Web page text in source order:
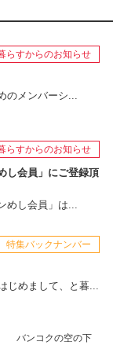
らすからのお知らせ
のメンバーシ...
らすからのお知らせ
し会員」にご登録頂
めし会員」は...
特集バックナンバー
じめまして、と暮...
バンコクの空の下